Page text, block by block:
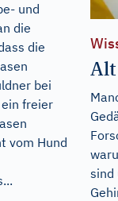
und
die
die
bei
ein freier
vom Hund
sind